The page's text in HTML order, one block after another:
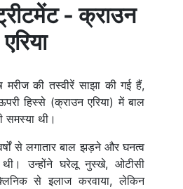
- क्राउन
एरिया
मरीज की तस्वीरें साझा की गई हैं,
हिस्से (क्राउन एरिया) में बाल
थी।
से लगातार बाल झड़ने और घनत्व
उन्होंने घरेलू नुस्खे, ओटीसी
से इलाज करवाया, लेकिन